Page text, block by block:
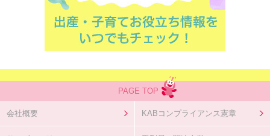
PAGE TOP
会社概要 KABコンプライアンス憲章